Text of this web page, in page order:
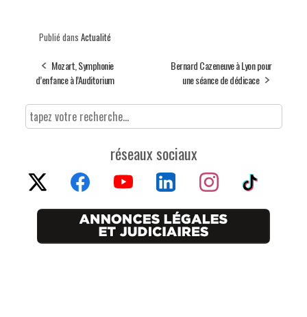
Publié dans Actualité
Mozart, Symphonie
d’enfance à l’Auditorium
Bernard Cazeneuve à Lyon pour
une séance de dédicace
réseaux sociaux